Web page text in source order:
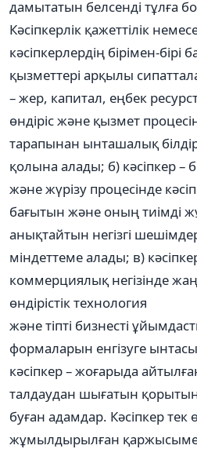
дамытатын белсенді тұлға
Кәсіпкерлік қажеттілік
кәсіпкерлердің бірімен-бірі
қызметтері арқылы
– жер, капитал, еңбек
өндіріс және қызмет
тарапынан ынташалық
қолына алады; б) кәсіпкер –
және жүрізу процесінде
бағытын және оның тиімді
анықтайтын негізгі
міндеттеме алады; в)
коммерциялық негізінде
өндірістік технология
және тіпті бизнесті
формаларын енгізуге
кәсіпкер – жоғарыда
талдаудан шығатын
буған адамдар. Кәсіпкер тек
жұмылдырылған